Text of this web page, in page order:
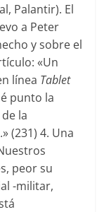
Palantir). El
a Peter
y sobre el
«Un
línea Tablet
punto la
la
(231) 4. Una
peor su
-militar,